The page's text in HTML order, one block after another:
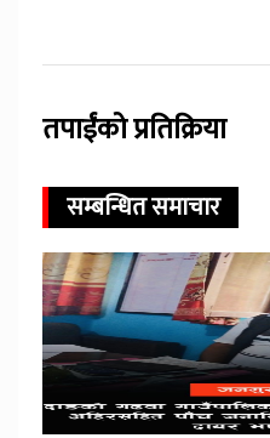
तपाईंको प्रतिक्रिया
सम्बन्धित समाचार